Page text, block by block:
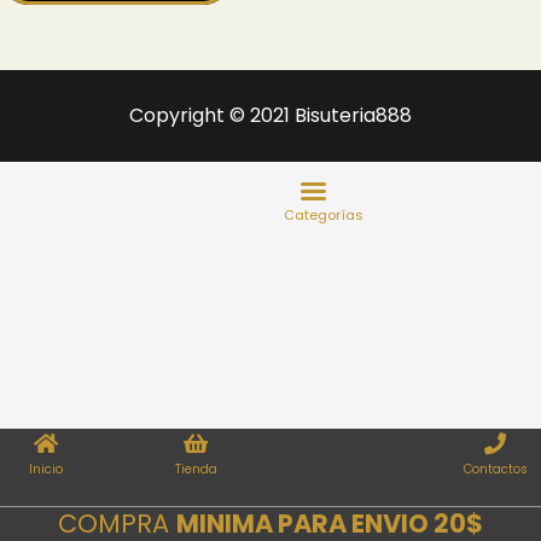
Copyright © 2021 Bisuteria888
Inicio Tienda Contactos
COMPRA MINIMA PARA ENVIO 20$